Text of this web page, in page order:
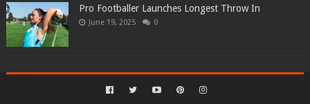
Pro Footballer Launches Longest Throw In
June 19, 2025 0